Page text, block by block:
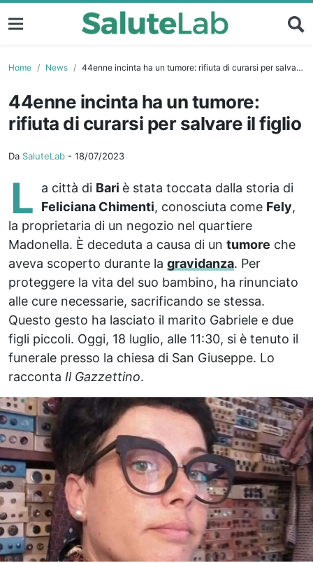
Home News 44enne incinta ha un tumore: rifiuta di curarsi per salvare il figlio
44enne incinta ha un tumore:
rifiuta di curarsi per salvare il figlio
Da SaluteLab - 18/07/2023
L a città di Bari è stata toccata dalla storia di
Feliciana Chimenti, conosciuta come Fely,
la proprietaria di un negozio nel quartiere
Madonella. È deceduta a causa di un tumore che
aveva scoperto durante la gravidanza. Per
proteggere la vita del suo bambino, ha rinunciato
alle cure necessarie, sacrificando se stessa.
Questo gesto ha lasciato il marito Gabriele e due
figli piccoli. Oggi, 18 luglio, alle 11:30, si è tenuto il
funerale presso la chiesa di San Giuseppe. Lo
racconta Il Gazzettino.